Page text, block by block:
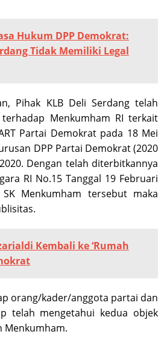
Hukum DPP Demokrat:
Tidak Memiliki Legal
Pihak KLB Deli Serdang telah
Menkumham RI terkait
Partai Demokrat pada 18 Mei
DPP Partai Demokrat (2020
Dengan telah diterbitkannya
RI No.15 Tanggal 19 Februari
Menkumham tersebut maka
Kembali ke ‘Rumah
orang/kader/anggota partai dan
telah mengetahui kedua objek
Menkumham.